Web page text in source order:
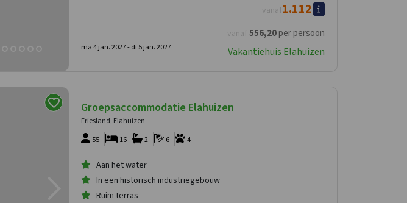
vanaf 556,20per persoon
vanaf1.112
ma 4 jan. 2027 -di 5 jan. 2027 Vakantiehuis Elahuizen
Groepsaccommodatie Elahuizen
Friesland, Elahuizen
55
4
6
2
16
Aan het water
In een historisch industriegebouw
Ruim terras